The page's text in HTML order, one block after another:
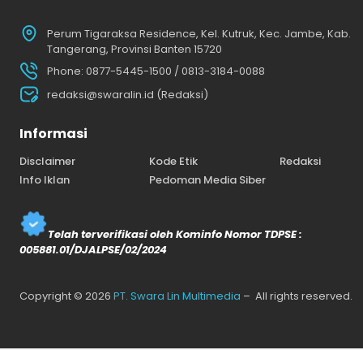
Perum Tigaraksa Residence, Kel. Kutruk, Kec. Jambe, Kab.
Tangerang, Provinsi Banten 15720
Phone: 0877-5445-1500 / 0813-3184-0088
redaksi@swaralin.id (Redaksi)
Informasi
Disclaimer Kode Etik
Redaksi
Info Iklan
Pedoman Media Siber
Telah terverifikasi oleh Kominfo Nomor TDPSE :
005881.01/DJALPSE/02/2024
Copyright © 2026 PT. Swara Lin Multimedia – All rights reserved.